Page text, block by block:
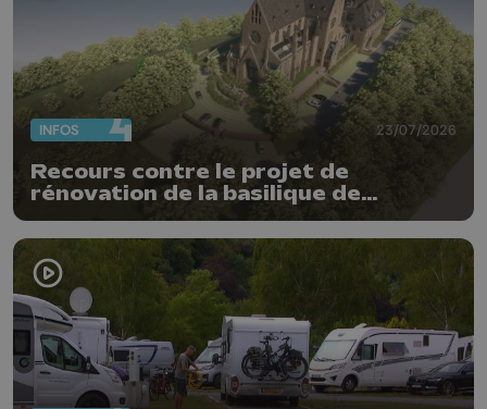
INFOS 23/07/2026
Recours contre le projet de
rénovation de la basilique de
Chevremont